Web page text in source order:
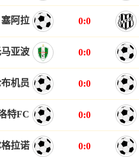
塞阿拉 0:0
亚波 0:0
机员 0:0
特FC 0:0
拉诺 0:0